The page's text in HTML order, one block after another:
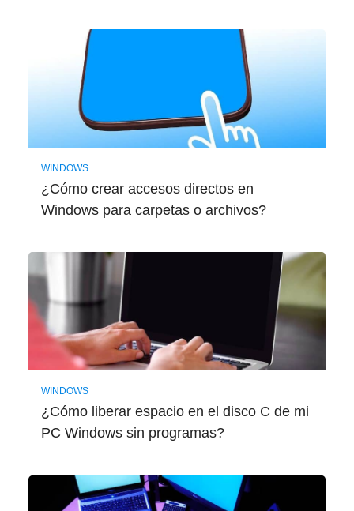
WINDOWS
¿Cómo crear accesos directos en
Windows para carpetas o archivos?
WINDOWS
¿Cómo liberar espacio en el disco C de mi
PC Windows sin programas?